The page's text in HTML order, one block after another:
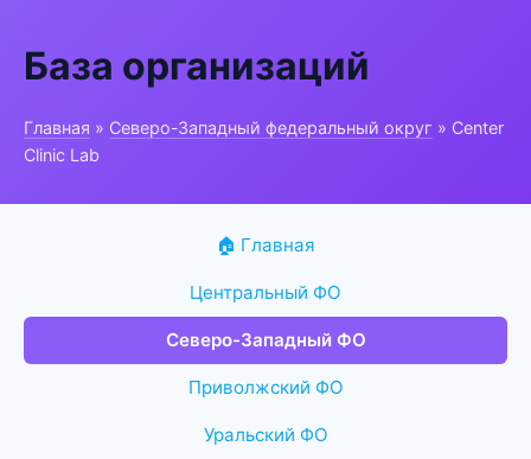
База организаций
Главная » Северо-Западный федеральный округ » Center
Clinic Lab
🏠 Главная
Центральный ФО
Северо-Западный ФО
Приволжский ФО
Уральский ФО